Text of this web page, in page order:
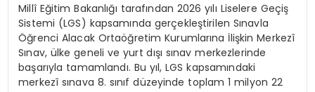
Millî Eğitim Bakanlığı tarafından 2026 yılı Liselere Geçiş
Sistemi (LGS) kapsamında gerçekleştirilen Sınavla
Öğrenci Alacak Ortaöğretim Kurumlarına İlişkin Merkezî
Sınav, ülke geneli ve yurt dışı sınav merkezlerinde
başarıyla tamamlandı. Bu yıl, LGS kapsamındaki
merkezî sınava 8. sınıf düzeyinde toplam 1 milyon 22